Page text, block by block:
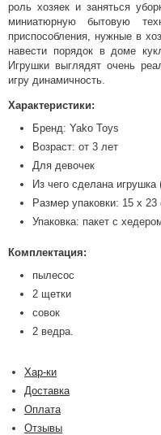
роль хозяек и заняться
миниатюрную бытовую
приспособления, нужные в
навести порядок в доме
Игрушки выглядят очень
игру динамичность.
Характеристики:
Бренд: Yako Toys
Возраст: от 3 лет
Для девочек
Из чего сделана игрушка
Размер упаковки: 15 х 23
Упаковка: пакет с
Комплектация:
пылесос
2 щетки
совок
2 ведра.
Хар-ки
Доставка
Оплата
Отзывы